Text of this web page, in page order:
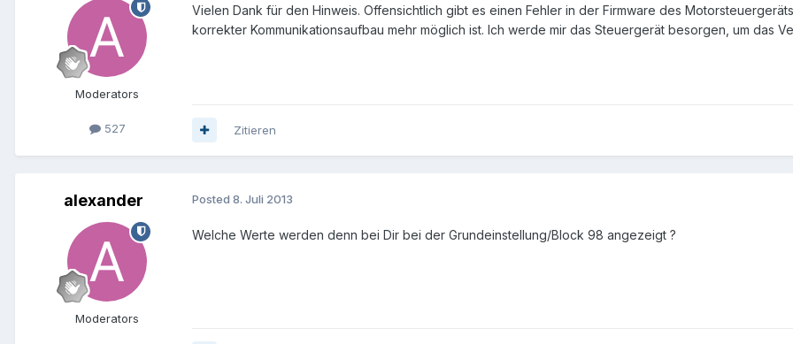
Moderators
527
Vielen Dank für den Hinweis. Offensichtlich gibt es einen Fehler in der Firmware des
korrekter Kommunikationsaufbau mehr möglich ist. Ich werde mir das Steuergerät besorgen, um das
Zitieren
alexander
Moderators
Posted 8. Juli 2013
Welche Werte werden denn bei Dir bei der Grundeinstellung/Block 98 angezeigt ?